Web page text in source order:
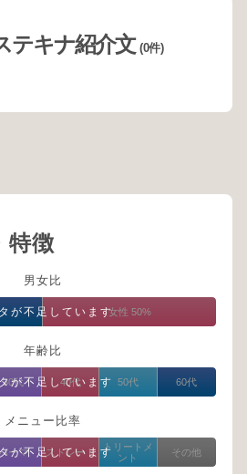
テキナ紹介文(0件)
特徴
男女比
が不足しています女性 50%
年齢比
が不足しています
30代 40代 50代 60代
メニュー比率
が不足しています
パーマ ストレート
トリートメ
ント
その他